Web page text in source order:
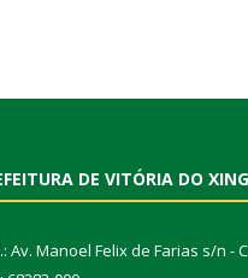
DE VITÓRIA DO
Av. Manoel Felix de Farias s/n -